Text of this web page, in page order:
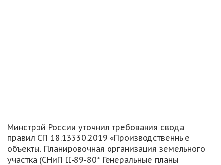
Минстрой России уточнил требования свода
правил СП 18.13330.2019 «Производственные
объекты. Планировочная организация земельного
участка (СНиП II-89-80* Генеральные планы